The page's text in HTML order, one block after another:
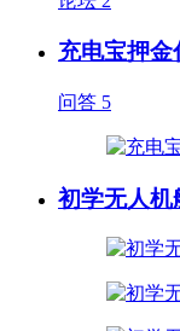
充电宝押
问答 5
初学无人机